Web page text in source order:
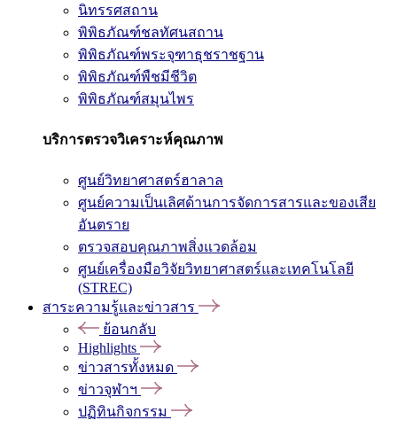
นิทรรศสถาน
พิพิธภัณฑ์ชลทัศนสถาน
พิพิธภัณฑ์พระจุฑาธุชราชฐาน
พิพิธภัณฑ์พืชมีชีวิต
พิพิธภัณฑ์สมุนไพร
บริการตรวจวิเคราะห์คุณภาพ
ศูนย์วิทยาศาสตร์ฮาลาล
ศูนย์ความเป็นเลิศด้านการจัดการสารและของเสีย
อันตราย
ตรวจสอบคุณภาพสิ่งแวดล้อม
ศูนย์เครื่องมือวิจัยวิทยาศาสตร์และเทคโนโลยี
(STREC)
สาระความรู้และข่าวสาร
ย้อนกลับ
Highlights
ข่าวสารทั้งหมด
ข่าวจุฬาฯ
ปฏิทินกิจกรรม